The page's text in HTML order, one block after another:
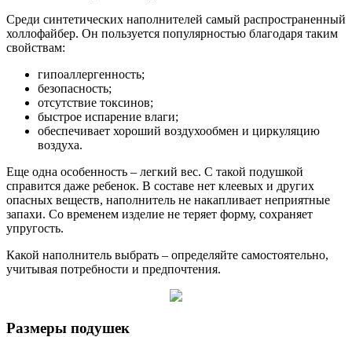
Среди синтетических наполнителей самый распространенный
холлофайбер. Он пользуется популярностью благодаря таким
свойствам:
гипоаллергенность;
безопасность;
отсутствие токсинов;
быстрое испарение влаги;
обеспечивает хороший воздухообмен и циркуляцию
воздуха.
Еще одна особенность – легкий вес. С такой подушкой
справится даже ребенок. В составе нет клеевых и других
опасных веществ, наполнитель не накапливает неприятные
запахи. Со временем изделие не теряет форму, сохраняет
упругость.
Какой наполнитель выбрать – определяйте самостоятельно,
учитывая потребности и предпочтения.
Размеры подушек